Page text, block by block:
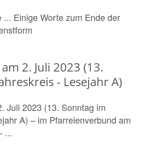
... Einige Worte zum Ende der
2. Juli 2023 (13.
- Lesejahr A)
Juli 2023 (13. Sonntag im
A) – im Pfarreienverbund am
...